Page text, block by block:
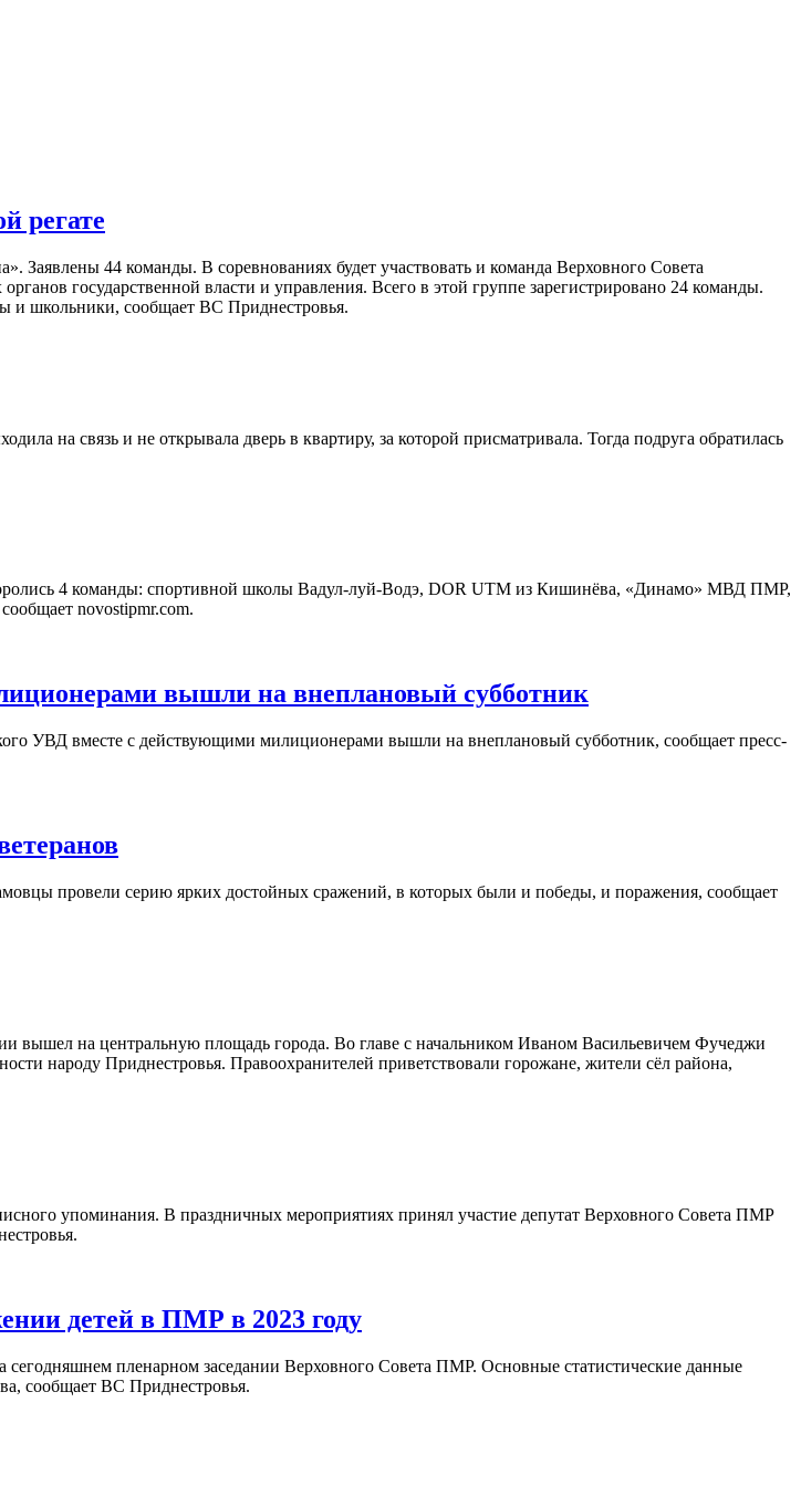
регате
Заявлены 44 команды. В соревнованиях будет участвовать и команда Верховного Совета
государственной власти и управления. Всего в этой группе зарегистрировано 24 команды.
и школьники, сообщает ВС Приднестровья.
на связь и не открывала дверь в квартиру, за которой присматривала. Тогда подруга обратилась
4 команды: спортивной школы Вадул-луй-Водэ, DOR UTM из Кишинёва, «Динамо» МВД ПМР,
novostipmr.com.
вышли на внеплановый субботник
УВД вместе с действующими милиционерами вышли на внеплановый субботник, сообщает пресс-
провели серию ярких достойных сражений, в которых были и победы, и поражения, сообщает
вышел на центральную площадь города. Во главе с начальником Иваном Васильевичем Фучеджи
народу Приднестровья. Правоохранителей приветствовали горожане, жители сёл района,
упоминания. В праздничных мероприятиях принял участие депутат Верховного Совета ПМР
детей в ПМР в 2023 году
пленарном заседании Верховного Совета ПМР. Основные статистические данные
сообщает ВС Приднестровья.